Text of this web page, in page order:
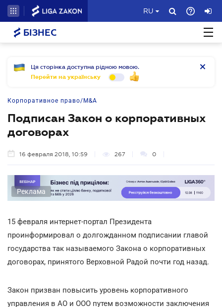
RU
БІЗНЕС
Ця сторінка доступна рідною мовою.
Перейти на українську
Корпоративное право/M&A
Подписан Закон о корпоративных
договорах
16 февраля 2018, 10:59 267 0
Реклама
15 февраля интернет-портал Президента
проинформировал о долгожданном подписании главой
государства так называемого Закона о корпоративных
договорах, принятого Верховной Радой почти год назад.
Закон призван повысить уровень корпоративного
управления в АО и ООО путем возможности заключения